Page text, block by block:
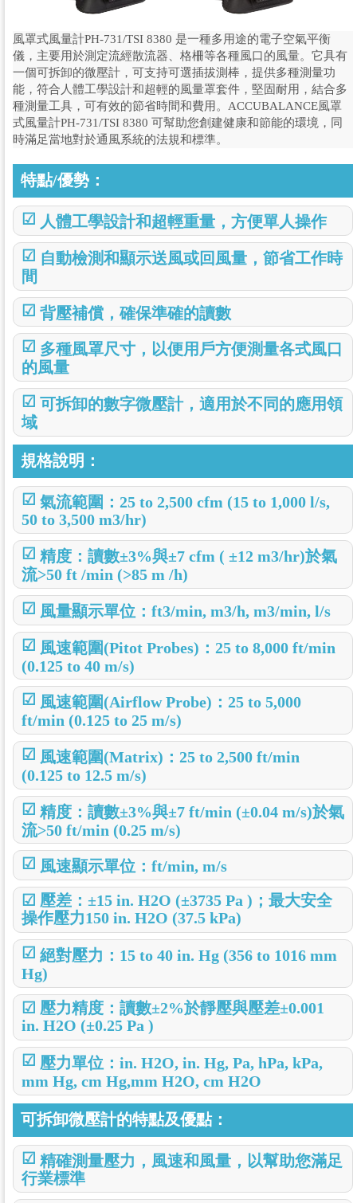
風罩式風量計PH-731/TSI 8380 是一種多用途的電子空氣平衡
儀，主要用於測定流經散流器、格柵等各種風口的風量。它具有
一個可拆卸的微壓計，可支持可選插拔測棒，提供多種測量功
能，符合人體工學設計和超輕的風量罩套件，堅固耐用，結合多
種測量工具，可有效的節省時間和費用。ACCUBALANCE風罩
式風量計PH-731/TSI 8380 可幫助您創建健康和節能的環境，同
時滿足當地對於通風系統的法規和標準。
特點/優勢：
☑ 人體工學設計和超輕重量，方便單人操作
☑ 自動檢測和顯示送風或回風量，節省工作時
間
☑ 背壓補償，確保準確的讀數
☑ 多種風罩尺寸，以便用戶方便測量各式風口
的風量
☑ 可拆卸的數字微壓計，適用於不同的應用領
域
規格說明：
☑ 氣流範圍：25 to 2,500 cfm (15 to 1,000 l/s,
50 to 3,500 m3/hr)
☑ 精度：讀數±3%與±7 cfm ( ±12 m3/hr)於氣
流>50 ft /min (>85 m /h)
☑ 風量顯示單位：ft3/min, m3/h, m3/min, l/s
☑ 風速範圍(Pitot Probes)：25 to 8,000 ft/min
(0.125 to 40 m/s)
☑ 風速範圍(Airflow Probe)：25 to 5,000
ft/min (0.125 to 25 m/s)
☑ 風速範圍(Matrix)：25 to 2,500 ft/min
(0.125 to 12.5 m/s)
☑ 精度：讀數±3%與±7 ft/min (±0.04 m/s)於氣
流>50 ft/min (0.25 m/s)
☑ 風速顯示單位：ft/min, m/s
☑ 壓差：±15 in. H2O (±3735 Pa )；最大安全
操作壓力150 in. H2O (37.5 kPa)
☑ 絕對壓力：15 to 40 in. Hg (356 to 1016 mm
Hg)
☑ 壓力精度：讀數±2%於靜壓與壓差±0.001
in. H2O (±0.25 Pa )
☑ 壓力單位：in. H2O, in. Hg, Pa, hPa, kPa,
mm Hg, cm Hg,mm H2O, cm H2O
可拆卸微壓計的特點及優點：
☑ 精確測量壓力，風速和風量，以幫助您滿足
行業標準